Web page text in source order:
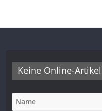
Keine Online-